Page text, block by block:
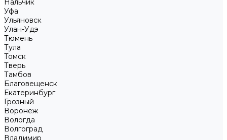
Нальчик
Уфа
Ульяновск
Улан-Удэ
Тюмень
Тула
Томск
Тверь
Тамбов
Благовещенск
Екатеринбург
Грозный
Воронеж
Вологда
Волгоград
Владимир